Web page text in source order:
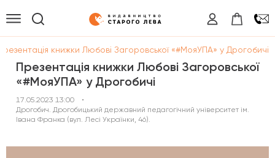
книжки Любові Загоровської «#МояУПА» у Дрогобичі
Презентація книжки Любові Загоровської
«#МояУПА» у Дрогобичі
17.05.2023 13:00
•
Дрогобич. Дрогобицький державний педагогічний університет ім.
Івана Франка (вул. Лесі Українки, 46).